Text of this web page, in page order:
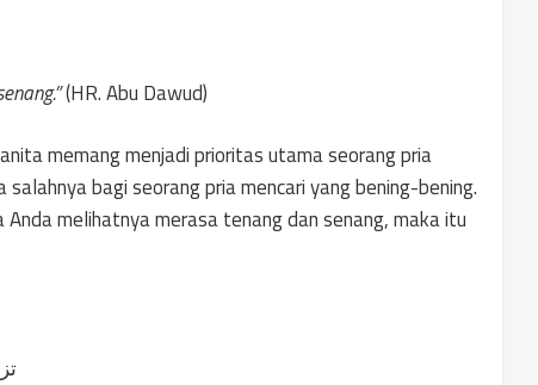
(HR. Abu Dawud)
memang menjadi prioritas utama seorang pria
bagi seorang pria mencari yang bening-bening.
melihatnya merasa tenang dan senang, maka itu